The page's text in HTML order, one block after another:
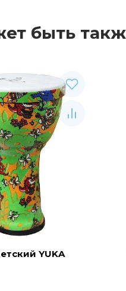
быть
YUKA